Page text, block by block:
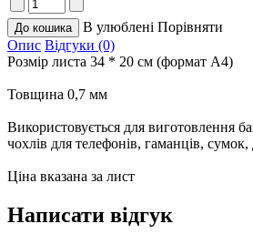
В улюблені Порівняти
Опис Відгуки (0)
Розмір листа 34 * 20 см (формат А4)
Товщина 0,7 мм
Використовується для виготовлення
чохлів для телефонів, гаманців, сумок,
Ціна вказана за лист
Написати відгук